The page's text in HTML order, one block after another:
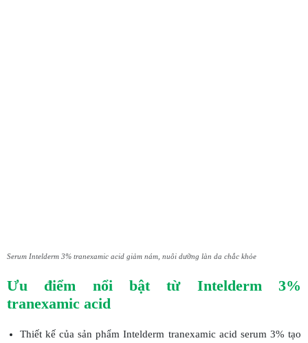
Serum Intelderm 3% tranexamic acid giảm nám, nuôi dưỡng làn da chắc khỏe
Ưu điểm nổi bật từ Intelderm 3%
tranexamic acid
Thiết kế của sản phẩm Intelderm tranexamic acid serum 3% tạo